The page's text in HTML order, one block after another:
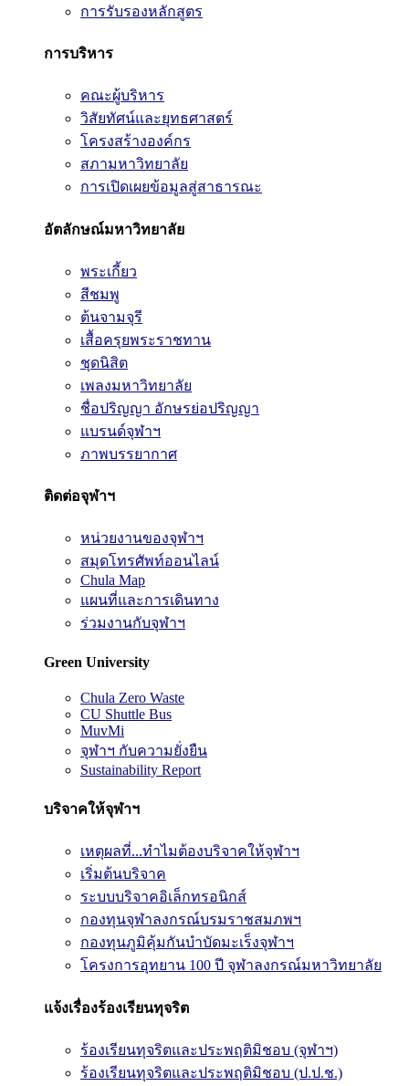
การรับรองหลักสูตร
การบริหาร
คณะผู้บริหาร
วิสัยทัศน์และยุทธศาสตร์
โครงสร้างองค์กร
สภามหาวิทยาลัย
การเปิดเผยข้อมูลสู่สาธารณะ
อัตลักษณ์มหาวิทยาลัย
พระเกี้ยว
สีชมพู
ต้นจามจุรี
เสื้อครุยพระราชทาน
ชุดนิสิต
เพลงมหาวิทยาลัย
ชื่อปริญญา อักษรย่อปริญญา
แบรนด์จุฬาฯ
ภาพบรรยากาศ
ติดต่อจุฬาฯ
หน่วยงานของจุฬาฯ
สมุดโทรศัพท์ออนไลน์
Chula Map
แผนที่และการเดินทาง
ร่วมงานกับจุฬาฯ
Green University
Chula Zero Waste
CU Shuttle Bus
MuvMi
จุฬาฯ กับความยั่งยืน
Sustainability Report
บริจาคให้จุฬาฯ
เหตุผลที่...ทำไมต้องบริจาคให้จุฬาฯ
เริ่มต้นบริจาค
ระบบบริจาคอิเล็กทรอนิกส์
กองทุนจุฬาลงกรณ์บรมราชสมภพฯ
กองทุนภูมิคุ้มกันบำบัดมะเร็งจุฬาฯ
โครงการอุทยาน 100 ปี จุฬาลงกรณ์มหาวิทยาลัย
แจ้งเรื่องร้องเรียนทุจริต
ร้องเรียนทุจริตและประพฤติมิชอบ (จุฬาฯ)
ร้องเรียนทุจริตและประพฤติมิชอบ (ป.ป.ช.)